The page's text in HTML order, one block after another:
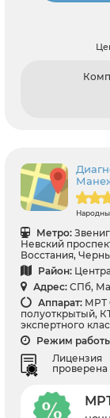
Метро:
Невский
Восстания,
Район:
Адрес: СПб,
Аппарат: МРТ
полуоткрытый,
экспертного
Режим
Лицензия
проверена